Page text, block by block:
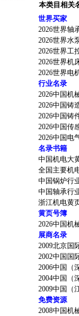
本类目相关
世界买家
2026世界轴
2026世界水
2026世界工
2026世界机
2026世界电
行业名录
2026中国机
2026中国铸
2026中国铸
2026中国传
2026中国电
名录书籍
中国机电大
全国主要机
中国锅炉行
中国轴承行
浙江机电黄
黄页号簿
2026中国机
展商名录
2009北京国
2002中国国
2006中国（
2004中国（
2009中国（
免费资源
2008中国机